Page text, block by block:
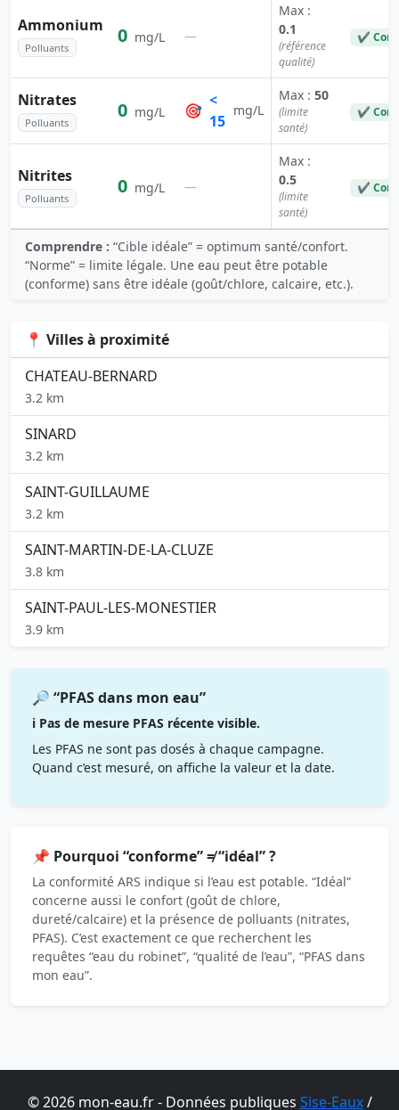
Ammonium
Polluants
0 mg/L —
Max :
0.1
(référence
qualité)
✔
Nitrates
Polluants
0 mg/L 🎯
<
15
mg/L
Max : 50
(limite
santé)
✔
Nitrites
Polluants
0 mg/L —
Max :
0.5
(limite
santé)
✔
Comprendre : “Cible idéale” = optimum santé/confort.
“Norme” = limite légale. Une eau peut être potable
(conforme) sans être idéale (goût/chlore, calcaire, etc.).
📍 Villes à proximité
CHATEAU-BERNARD
3.2 km
SINARD
3.2 km
SAINT-GUILLAUME
3.2 km
SAINT-MARTIN-DE-LA-CLUZE
3.8 km
SAINT-PAUL-LES-MONESTIER
3.9 km
🔎 “PFAS dans mon eau”
ℹ️ Pas de mesure PFAS récente visible.
Les PFAS ne sont pas dosés à chaque campagne.
Quand c’est mesuré, on affiche la valeur et la date.
📌 Pourquoi “conforme” ≠ “idéal” ?
La conformité ARS indique si l’eau est potable. “Idéal”
concerne aussi le confort (goût de chlore,
dureté/calcaire) et la présence de polluants (nitrates,
PFAS). C’est exactement ce que recherchent les
requêtes “eau du robinet”, “qualité de l’eau”, “PFAS dans
mon eau”.
© 2026 mon-eau.fr - Données publiques Sise-Eaux/